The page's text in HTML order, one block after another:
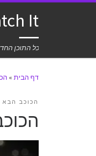
It
כל התוכן
דף הבית »
הכוכב הבא
הכוכב